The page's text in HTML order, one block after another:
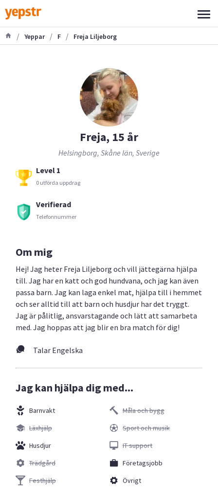
/ Yeppar / F / Freja Liljeborg
Freja, 15 år
Helsingborg, Skåne län, Sverige
Level 1
0 utförda uppdrag
Verifierad
Telefonnummer
Om mig
Hej! Jag heter Freja Liljeborg och vill jättegärna hjälpa
till. Jag har en katt och god hundvana, och jag kan även
passa barn. Jag kan laga enkel mat, hjälpa till i hemmet
och ser alltid till att barn och husdjur har det tryggt.
Jag är pålitlig, ansvarstagande och lätt att samarbeta
med. Jag hoppas att jag blir en bra match för dig!
Talar Engelska
Jag kan hjälpa dig med...
Barnvakt
Läxhjälp
Husdjur
Trädgård
Festhjälp
Måla och bygg
Sport och musik
IT support
Företagsjobb
Övrigt